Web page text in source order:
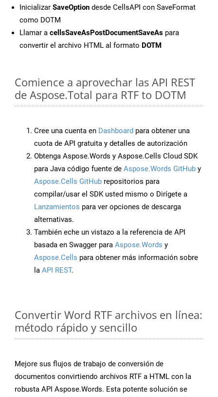
Inicializar SaveOption desde CellsAPI con SaveFormat
como DOTM
Llamar a cellsSaveAsPostDocumentSaveAs para
convertir el archivo HTML al formato DOTM
Comience a aprovechar las API REST
de Aspose.Total para RTF to DOTM
Cree una cuenta en Dashboard para obtener una
cuota de API gratuita y detalles de autorización
Obtenga Aspose.Words y Aspose.Cells Cloud SDK
para Java código fuente de Aspose.Words GitHub y
Aspose.Cells GitHub repositorios para
compilar/usar el SDK usted mismo o Dirígete a
Lanzamientos para ver opciones de descarga
alternativas.
También eche un vistazo a la referencia de API
basada en Swagger para Aspose.Words y
Aspose.Cells para obtener más información sobre
la API REST.
Convertir Word RTF archivos en línea:
método rápido y sencillo
Mejore sus flujos de trabajo de conversión de
documentos convirtiendo archivos RTF a HTML con la
robusta API Aspose.Words. Esta potente solución se